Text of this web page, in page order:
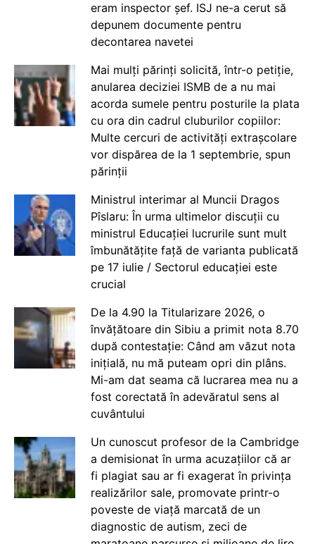
eram inspector șef. ISJ ne-a cerut să
depunem documente pentru
decontarea navetei
Mai mulți părinți solicită, într-o petiție,
anularea deciziei ISMB de a nu mai
acorda sumele pentru posturile la plata
cu ora din cadrul cluburilor copiilor:
Multe cercuri de activități extrașcolare
vor dispărea de la 1 septembrie, spun
părinții
Ministrul interimar al Muncii Dragos
Pîslaru: În urma ultimelor discuții cu
ministrul Educației lucrurile sunt mult
îmbunătățite față de varianta publicată
pe 17 iulie / Sectorul educației este
crucial
De la 4.90 la Titularizare 2026, o
învățătoare din Sibiu a primit nota 8.70
după contestație: Când am văzut nota
inițială, nu mă puteam opri din plâns.
Mi-am dat seama că lucrarea mea nu a
fost corectată în adevăratul sens al
cuvântului
Un cunoscut profesor de la Cambridge
a demisionat în urma acuzațiilor că ar
fi plagiat sau ar fi exagerat în privința
realizărilor sale, promovate printr-o
poveste de viață marcată de un
diagnostic de autism, zeci de